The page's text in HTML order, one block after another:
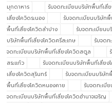
มุกดาหาร
รับจดทะเบียนบริษัทพื้นที่เสี่
เสี่ยงโควิดระนอง
รับจดทะเบียนบริษัท
พื้นที่เสี่ยงโควิดลำปาง
รับจดทะเบียน
บริษัทพื้นที่เสี่ยงโควิดศรีสะเกษ
รับจดท
จดทะเบียนบริษัทพื้นที่เสี่ยงโควิดสตูล
สระแก้ว
รับจดทะเบียนบริษัทพื้นที่เสี่ยง
เสี่ยงโควิดสุรินทร์
รับจดทะเบียนบริษัท
พื้นที่เสี่ยงโควิดหนองคาย
รับจดทะเบี
จดทะเบียนบริษัทพื้นที่เสี่ยงโควิดอำนาจเจริญ